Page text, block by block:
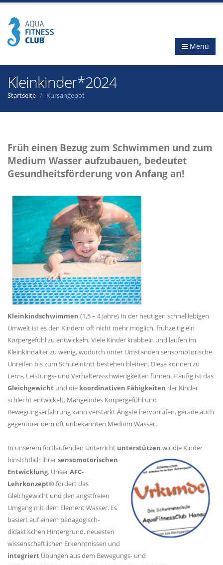
Menü
Kleinkinder*2024
Startseite Kursangebot
Früh einen Bezug zum Schwimmen und zum
Medium Wasser aufzubauen, bedeutet
Gesundheitsförderung von Anfang an!
Kleinkindschwimmen (1,5 – 4 Jahre) In der heutigen schnelllebigen
Umwelt ist es den Kindern oft nicht mehr möglich, frühzeitig ein
Körpergefühl zu entwickeln. Viele Kinder krabbeln und laufen im
Kleinkindalter zu wenig, wodurch unter Umständen sensomotorische
Unreifen bis zum Schuleintritt bestehen bleiben. Diese können zu
Lern-, Leistungs- und Verhaltensschwierigkeiten führen. Häufig ist das
Gleichgewicht und die koordinativen Fähigkeiten der Kinder
schlecht entwickelt. Mangelndes Körpergefühl und
Bewegungserfahrung kann verstärkt Ängste hervorrufen, gerade auch
gegenüber dem oft unbekannten Medium Wasser.
In unserem fortlaufenden Unterricht unterstützen wir die Kinder
hinsichtlich ihrersensomotorischen
Entwicklung. UnserAFC-
Lehrkonzept® fördert das
Gleichgewicht und den angstfreien
Umgang mit dem Element Wasser. Es
basiert auf einem pädagogisch-
didaktischen Hintergrund, neuesten
wissenschaftlichen Erkenntnissen und
integriert Übungen aus dem Bewegungs- und